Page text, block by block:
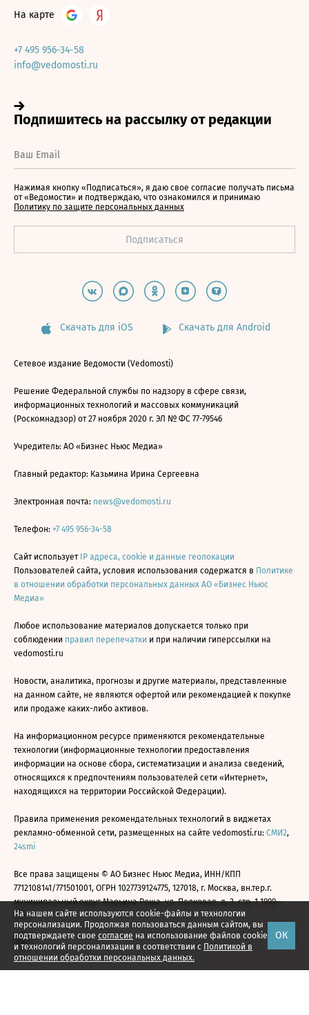
На нашем сайте используются cookie-файлы и технологии
персонализации. Продолжая пользоваться данным сайтом, вы
подтверждаете свое согласие на использование файлов cookie
и технологий персонализации в соответствии с Политикой в
отношении обработки персональных данных.
ОК
На карте
+7 495 956-34-58
info@vedomosti.ru
Нажимая кнопку «Подписаться», я даю свое согласие получать письма
от «Ведомости» и подтверждаю, что ознакомился и принимаю
Политику по защите персональных данных
Скачать для iOS Скачать для Android
Сетевое издание Ведомости (Vedomosti)
Решение Федеральной службы по надзору в сфере связи,
информационных технологий и массовых коммуникаций
(Роскомнадзор) от 27 ноября 2020 г. ЭЛ № ФС 77-79546
Учредитель: АО «Бизнес Ньюс Медиа»
Главный редактор: Казьмина Ирина Сергеевна
Электронная почта: news@vedomosti.ru
Телефон: +7 495 956-34-58
Сайт использует IP адреса, cookie и данные геолокации
Пользователей сайта, условия использования содержатся в Политике
в отношении обработки персональных данных АО «Бизнес Ньюс
Медиа»
Любое использование материалов допускается только при
соблюдении правил перепечатки и при наличии гиперссылки на
vedomosti.ru
Новости, аналитика, прогнозы и другие материалы, представленные
на данном сайте, не являются офертой или рекомендацией к покупке
или продаже каких-либо активов.
На информационном ресурсе применяются рекомендательные
технологии (информационные технологии предоставления
информации на основе сбора, систематизации и анализа сведений,
относящихся к предпочтениям пользователей сети «Интернет»,
находящихся на территории Российской Федерации).
Правила применения рекомендательных технологий в виджетах
рекламно-обменной сети, размещенных на сайте vedomosti.ru: СМИ2,
24smi
Все права защищены © АО Бизнес Ньюс Медиа, ИНН/КПП
7712108141/771501001, ОГРН 1027739124775, 127018, г. Москва, вн.тер.г.
муниципальный округ Марьина Роща, ул. Полковая, д. 3, стр. 1 1999—
2026